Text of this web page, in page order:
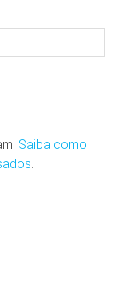
Saiba como
.